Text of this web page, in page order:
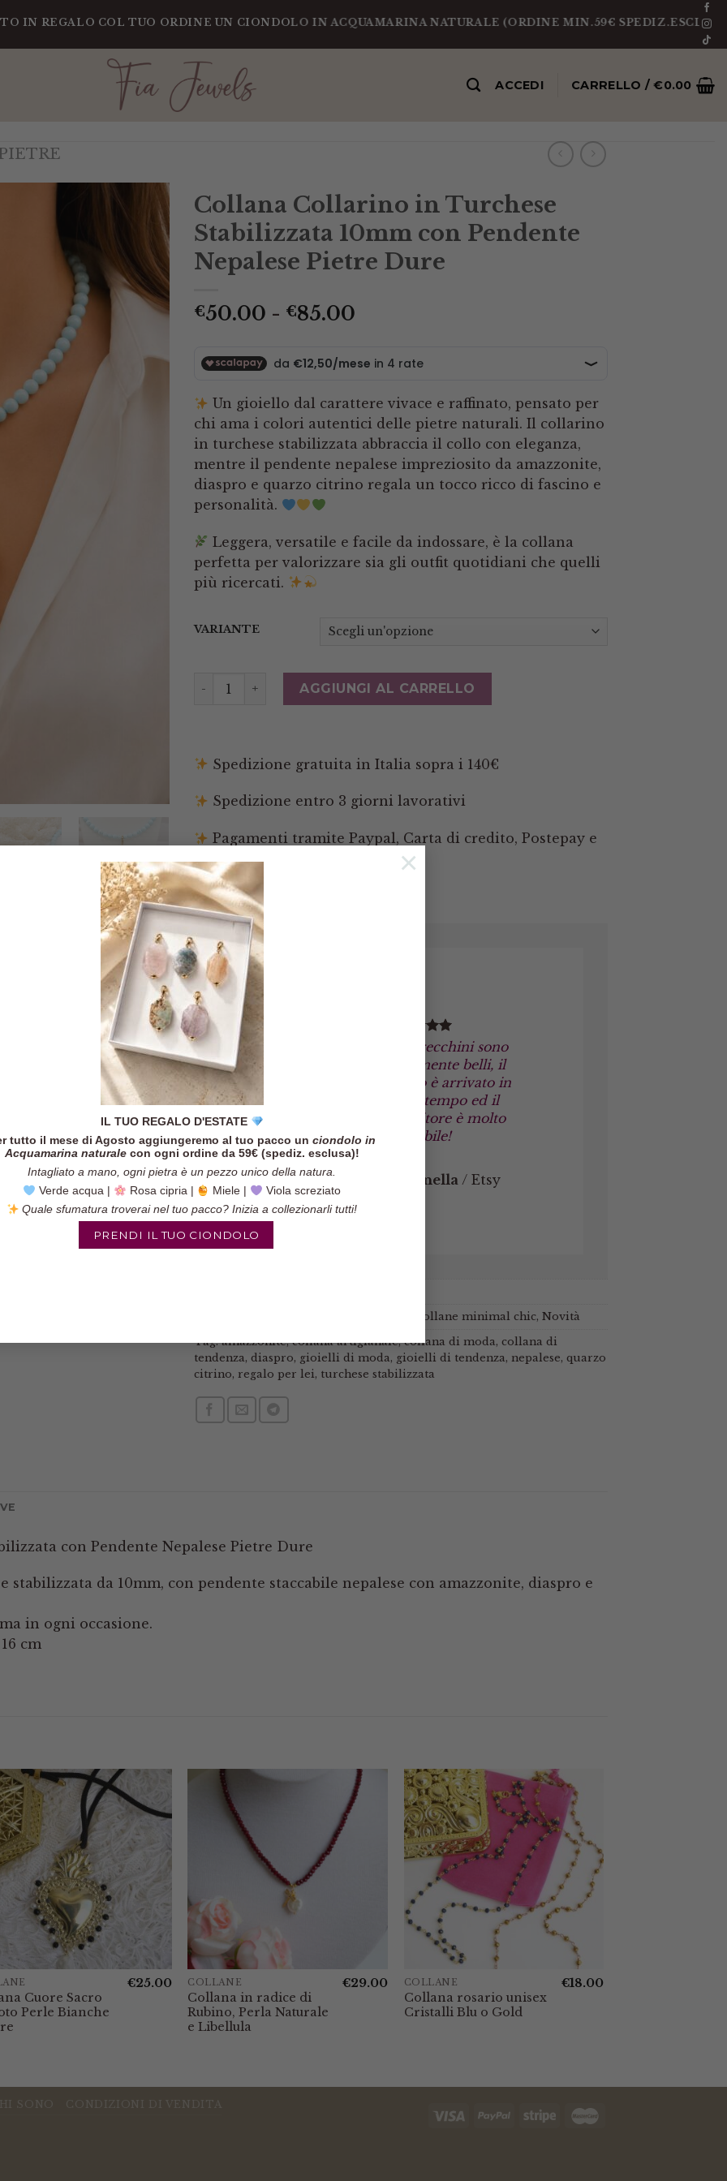
IL TUO REGALO D'ESTATE
tutto il mese di Agosto aggiungeremo al tuo pacco un ciondolo in
Acquamarina naturalecon ogni ordine da 59€ (spediz. esclusa)!
Intagliato a mano, ogni pietra è un pezzo unico della natura.
Verde acqua |
Rosa cipria | Miele |
Viola screziato
Quale sfumatura troverai nel tuo pacco? Inizia a collezionarli tutti!
PRENDI IL TUO CIONDOLO
×
COL TUO ORDINE UN CIONDOLO IN ACQUAMARINA NATURALE (ORDINE MIN.59€ SPEDIZ.ESCLUSA)
ACCEDI CARRELLO /€0.00
Collana Collarino in Turchese
Stabilizzata 10mm con Pendente
Nepalese Pietre Dure
€50.00 - €85.00
da
€50.00
a
€85.00
Un gioiello dal carattere vivace e raffinato, pensato per
chi ama i colori autentici delle pietre naturali. Il collarino
in turchese stabilizzata abbraccia il collo con eleganza,
mentre il pendente nepalese impreziosito da amazzonite,
diaspro e quarzo citrino regala un tocco ricco di fascino e
personalità.
Leggera, versatile e facile da indossare, è la collana
perfetta per valorizzare sia gli outfit quotidiani che quelli
più ricercati.
VARIANTE
Collana Collarino in Turchese Stabilizzata 10mm con Pendente Nepalese Pietre
AGGIUNGI AL CARRELLO
Spedizione gratuita in Italia sopra i 140€
Spedizione entro 3 giorni lavorativi
Pagamenti tramite Paypal, Carta di credito, Postepay e
Scalapay
Resi entro 14 giorni
Gli orecchini sono
veramente belli, il
pacco è arrivato in
poco tempo ed il
venditore è molto
affidabile!
Marinella / Etsy
Collane minimal chic, Novità
Tag:amazzonite,collana artigianale,collana di moda , collana di
tendenza , diaspro, gioielli di moda , gioielli di tendenza , nepalese, quarzo
citrino, regalo per lei , turchese stabilizzata
con Pendente Nepalese Pietre Dure
da 10mm, con pendente staccabile nepalese con amazzonite, diaspro e
in ogni occasione.
cm
Cuore Sacro
Perle Bianche
€25.00 COLLANE
Collana in radice di
Rubino, Perla Naturale
e Libellula
€29.00 COLLANE
Collana rosario unisex
Cristalli Blu o Gold
€18.00